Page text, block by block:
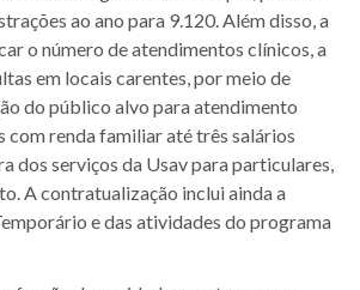
ao ano para 9.120. Além disso, a
o número de atendimentos clínicos, a
em locais carentes, por meio de
do público alvo para atendimento
renda familiar até três salários
dos serviços da Usav para particulares,
A contratualização inclui ainda a
e das atividades do programa